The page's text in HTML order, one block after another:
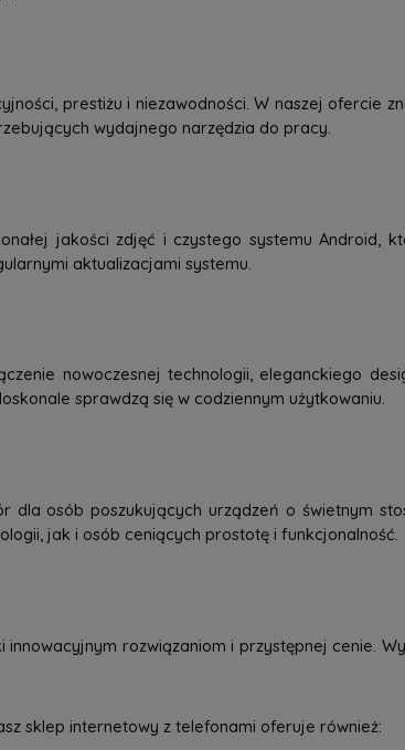
prestiżu i niezawodności. W naszej ofercie
wydajnego narzędzia do pracy.
jakości zdjęć i czystego systemu Android,
aktualizacjami systemu.
nowoczesnej technologii, eleganckiego
sprawdzą się w codziennym użytkowaniu.
dla osób poszukujących urządzeń o świetnym
jak i osób ceniących prostotę i funkcjonalność.
innowacyjnym rozwiązaniom i przystępnej cenie.
sklep internetowy z telefonami oferuje również: